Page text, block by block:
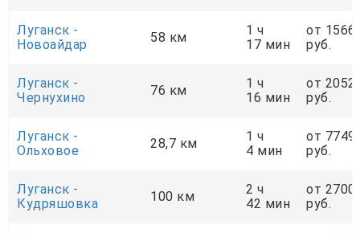
Луганск -
Новоайдар
58 км
1 ч
17 мин
от 1566
руб.
Луганск -
Чернухино
76 км
1 ч
16 мин
от 2052
руб.
Луганск -
Ольховое
28,7 км
1 ч
4 мин
от 7749
руб.
Луганск -
Кудряшовка
100 км
2 ч
42 мин
от 2700
руб.